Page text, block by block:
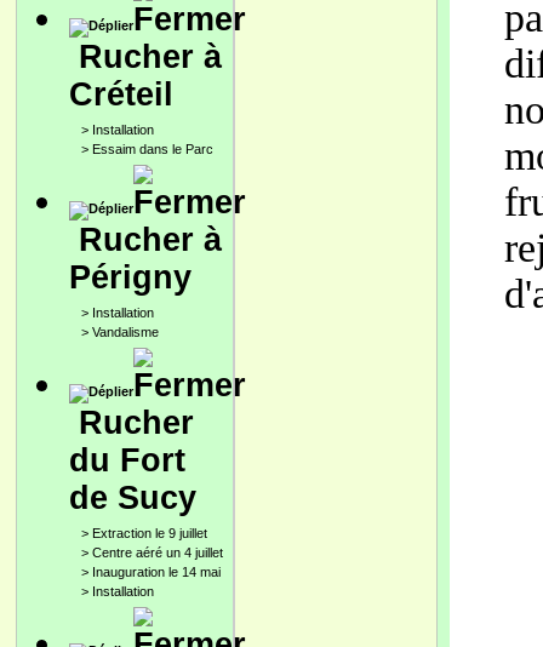
Rucher à
Créteil
> Installation
> Essaim dans le Parc
Rucher à
Périgny
> Installation
> Vandalisme
Rucher
du Fort
de Sucy
> Extraction le 9 juillet
> Centre aéré un 4 juillet
> Inauguration le 14 mai
> Installation